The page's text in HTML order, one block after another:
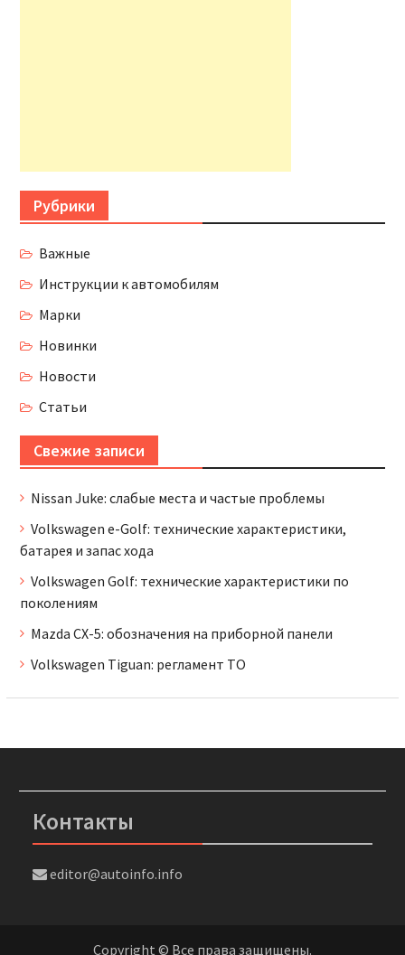
Рубрики
Важные
Инструкции к автомобилям
Марки
Новинки
Новости
Статьи
Свежие записи
Nissan Juke: слабые места и частые проблемы
Volkswagen e-Golf: технические характеристики,
батарея и запас хода
Volkswagen Golf: технические характеристики по
поколениям
Mazda CX-5: обозначения на приборной панели
Volkswagen Tiguan: регламент ТО
Контакты
editor@autoinfo.info
Copyright © Все права защищены.